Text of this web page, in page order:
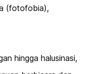
(fotofobia),
hingga halusinasi,